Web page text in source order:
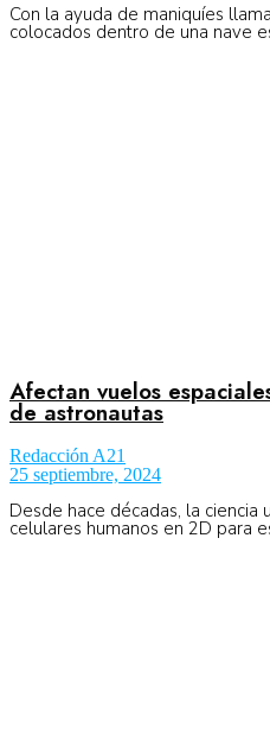
Con la ayuda de maniquíes
colocados dentro de una nave
Afectan vuelos
de astronautas
Redacción A21
25 septiembre, 2024
Desde hace décadas, la
celulares humanos en 2D para